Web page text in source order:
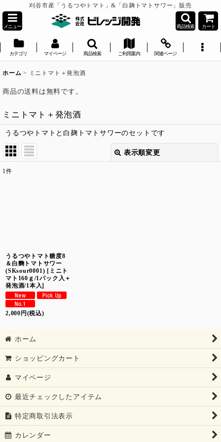
刈谷市産「うるつやトマト」&「白麹トマトサワー」販売
メニュー 商品検索 カート
カテゴリ マイページ 商品検索 ご利用案内 関連ページ
ホーム > ミニトマト＋発泡酒
商品の送料は無料です。
ミニトマト＋発泡酒
うるつやトマトと白麹トマトサワーのセットです
表示順変更
1件
うるつやトマト糖度8
＆白麴トマトサワー
(SKsour0001) [ ミニト
マト160ｇ/1パック入＋
発泡酒/1本入]
2,000 円 (税込)
ホーム
ショッピングカート
マイページ
最近チェックしたアイテム
特定商取引法表示
カレンダー